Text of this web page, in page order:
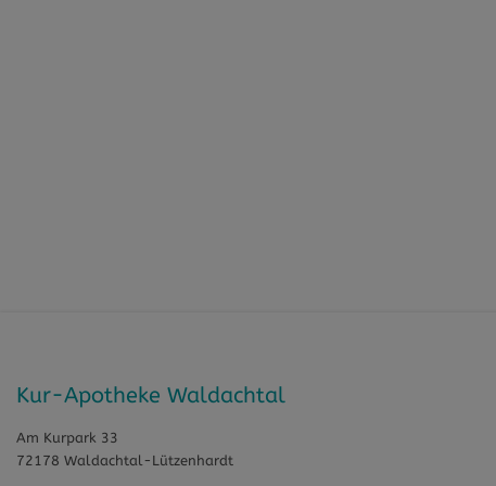
Kur-Apotheke Waldachtal
Am Kurpark 33
72178 Waldachtal-Lützenhardt